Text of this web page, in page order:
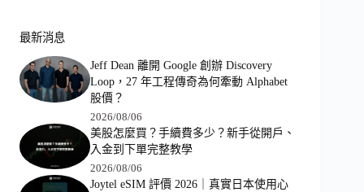
最新消息
Jeff Dean 離開 Google 創辦 Discovery
Loop，27 年工程傳奇為何牽動 Alphabet
股價？
2026/08/06
美股怎麼買？手續費多少？新手從開戶、
入金到下單完整教學
2026/08/06
Joytel eSIM 評價 2026｜真實日本使用心